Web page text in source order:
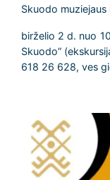
Skuodo muziejaus
birželio 2 d. nuo
Skuodo”
618 26 628, ves